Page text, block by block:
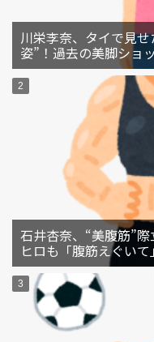
川栄李奈、タイで見
姿”！過去の美脚ショ
石井杏奈、“美腹筋”
ヒロも「腹筋えぐい